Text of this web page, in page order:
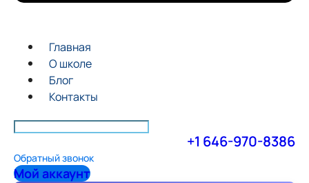
Главная
О школе
Блог
Контакты
+1 646-970-8386
Обратный звонок
Мой аккаунт